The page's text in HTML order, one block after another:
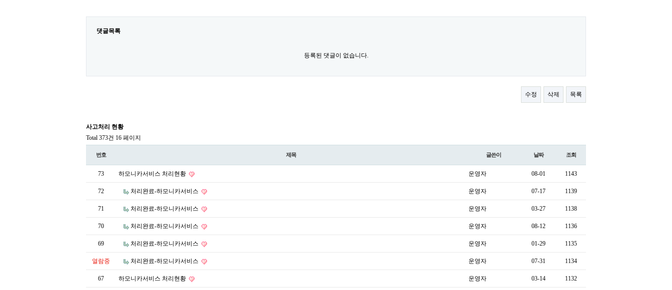
댓글목록
등록된 댓글이 없습니다.
수정 삭제 목록
사고처리 현황
Total 373건 16 페이지
번호 제목 글쓴이 날짜 조회
73 하모니카서비스 처리현황 운영자 08-01 1143
72 처리완료-하모니카서비스 운영자 07-17 1139
71 처리완료-하모니카서비스 운영자 03-27 1138
70 처리완료-하모니카서비스 운영자 08-12 1136
69 처리완료-하모니카서비스 운영자 01-29 1135
열람중 처리완료-하모니카서비스 운영자 07-31 1134
67 하모니카서비스 처리현황 운영자 03-14 1132